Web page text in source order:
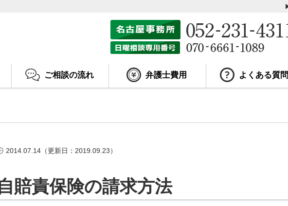
ご相談の流れ 弁護士費用 よくある質問
2014.07.14（更新日：2019.09.23）
賠責保険の請求方法